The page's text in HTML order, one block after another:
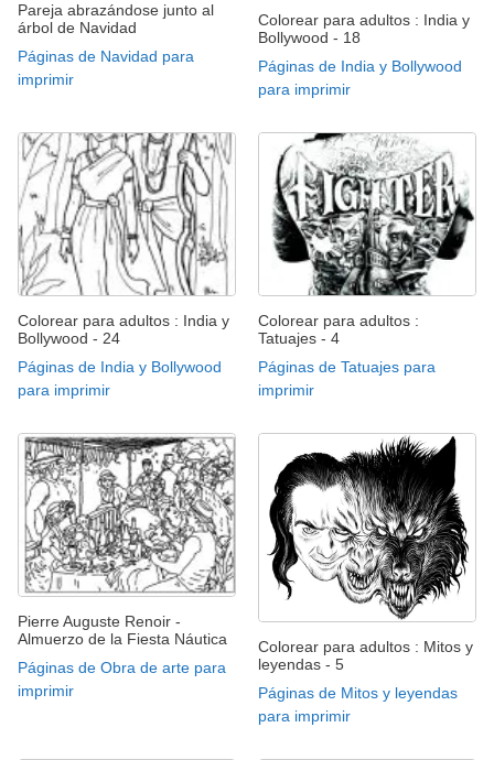
Pareja abrazándose junto al
árbol de Navidad
Páginas de Navidad para
imprimir
Colorear para adultos : India y
Bollywood - 18
Páginas de India y Bollywood
para imprimir
Colorear para adultos : India y
Bollywood - 24
Páginas de India y Bollywood
para imprimir
Colorear para adultos :
Tatuajes - 4
Páginas de Tatuajes para
imprimir
Pierre Auguste Renoir -
Almuerzo de la Fiesta Náutica
Páginas de Obra de arte para
imprimir
Colorear para adultos : Mitos y
leyendas - 5
Páginas de Mitos y leyendas
para imprimir